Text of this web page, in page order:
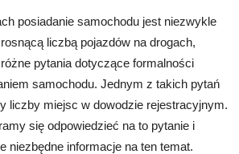
posiadanie samochodu jest niezwykle
liczbą pojazdów na drogach,
pytania dotyczące formalności
samochodu. Jednym z takich pytań
liczby miejsc w dowodzie rejestracyjnym.
się odpowiedzieć na to pytanie i
niezbędne informacje na ten temat.